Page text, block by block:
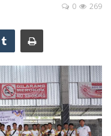
269
0